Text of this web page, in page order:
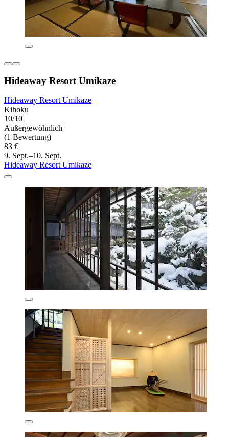
Hideaway Resort Umikaze
Hideaway Resort Umikaze
Kihoku
10/10
Außergewöhnlich
(1 Bewertung)
83 €
9. Sept.–10. Sept.
Hideaway Resort Umikaze